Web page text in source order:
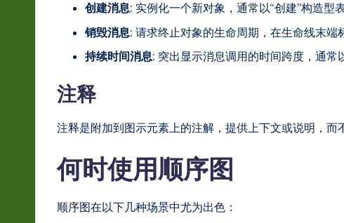
创建消息: 实例化一个新对象，通常以“创建”构造型表
销毁消息: 请求终止对象的生命周期，在生命线末端
持续时间消息: 突出显示消息调用的时间跨度，通常
注释
注释是附加到图示元素上的注解，提供上下文或说明，而
何时使用顺序图
顺序图在以下几种场景中尤为出色：